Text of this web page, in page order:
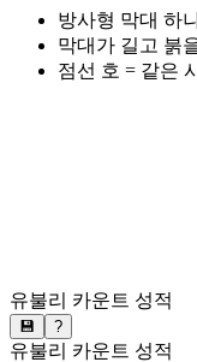
방사형 막대 하
막대가 길고 붉
점선 호 = 같은
유불리 카운트 성적
💾 ?
유불리 카운트 성적